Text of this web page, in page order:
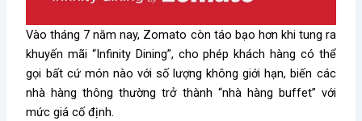
Vào tháng 7 năm nay, Zomato còn táo bạo hơn khi tung ra
khuyến mãi “Infinity Dining”, cho phép khách hàng có thể
gọi bất cứ món nào với số lượng không giới hạn, biến các
nhà hàng thông thường trở thành “nhà hàng buffet” với
mức giá cố định.